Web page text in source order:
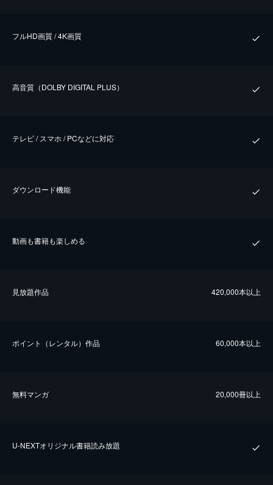
フルHD画質 / 4K画質
⾼⾳質（DOLBY DIGITAL PLUS）
テレビ / スマホ / PCなどに対応
ダウンロード機能
動画も書籍も楽しめる
⾒放題作品 420,000本以上
ポイント（レンタル）作品 60,000本以上
無料マンガ 20,000冊以上
U-NEXTオリジナル書籍読み放題